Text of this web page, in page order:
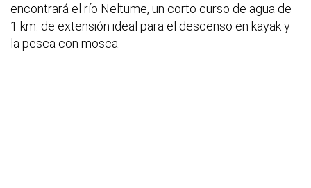
encontrará el río Neltume, un corto curso de agua de
1 km. de extensión ideal para el descenso en kayak y
la pesca con mosca.